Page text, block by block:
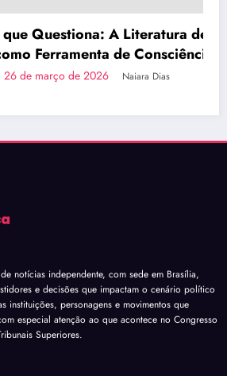
A Literatura de
de Consciência
de 2026 Naiara Dias
notícias independente, com sede em Brasília,
e decisões que impactam o cenário político
instituições, personagens e movimentos que
especial atenção ao que acontece no Congresso
Superiores.